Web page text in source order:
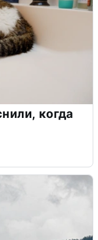
когда